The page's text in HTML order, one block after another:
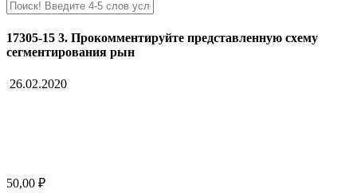
17305-15 3. Прокомментируйте представленную схему
сегментирования рын
26.02.2020
50,00 ₽